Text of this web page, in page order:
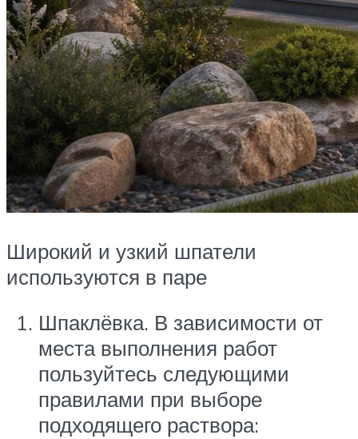
Широкий и узкий шпатели
используются в паре
Шпаклёвка. В зависимости от
места выполнения работ
пользуйтесь следующими
правилами при выборе
подходящего раствора: